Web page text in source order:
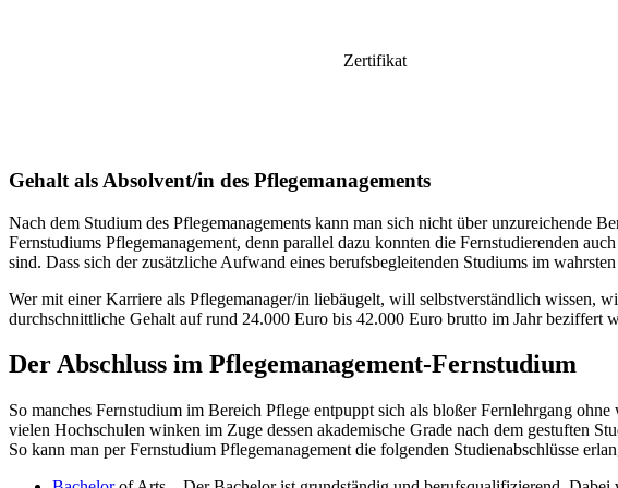
Zertifikat
Gehalt als Absolvent/in des Pflegemanagements
Nach dem Studium des Pflegemanagements kann man sich nicht über unzureichende
Fernstudiums Pflegemanagement, denn parallel dazu konnten die Fernstudierenden
sind. Dass sich der zusätzliche Aufwand eines berufsbegleitenden Studiums im
Wer mit einer Karriere als Pflegemanager/in liebäugelt, will selbstverständlich wissen,
durchschnittliche Gehalt auf rund 24.000 Euro bis 42.000 Euro brutto im Jahr beziffert
Der Abschluss im Pflegemanagement-Fernstudium
So manches Fernstudium im Bereich Pflege entpuppt sich als bloßer Fernlehrgang
vielen Hochschulen winken im Zuge dessen akademische Grade nach dem gestuften
So kann man per Fernstudium Pflegemanagement die folgenden Studienabschlüsse